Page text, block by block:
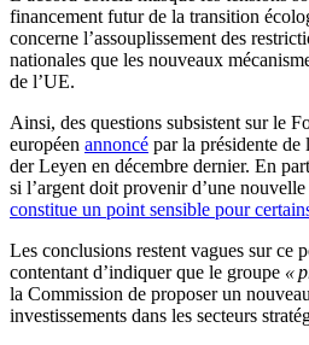
financement futur de la transition
concerne l’assouplissement des
nationales que les nouveaux
de l’UE.
Ainsi, des questions subsistent sur le
européen annoncé par la présidente
der Leyen en décembre dernier. En
si l’argent doit provenir d’une
constitue un point sensible pour
Les conclusions restent vagues sur ce
contentant d’indiquer que le groupe «
la Commission de proposer un
investissements dans les secteurs